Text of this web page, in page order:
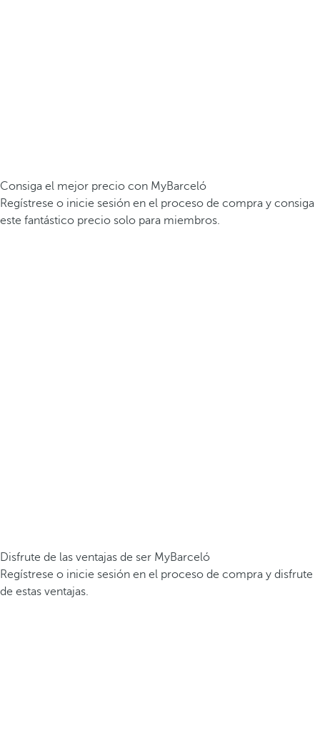
Consiga el mejor precio con MyBarceló
Regístrese o inicie sesión en el proceso de compra y consiga
este fantástico precio solo para miembros.
Disfrute de las ventajas de ser MyBarceló
Regístrese o inicie sesión en el proceso de compra y disfrute
de estas ventajas.